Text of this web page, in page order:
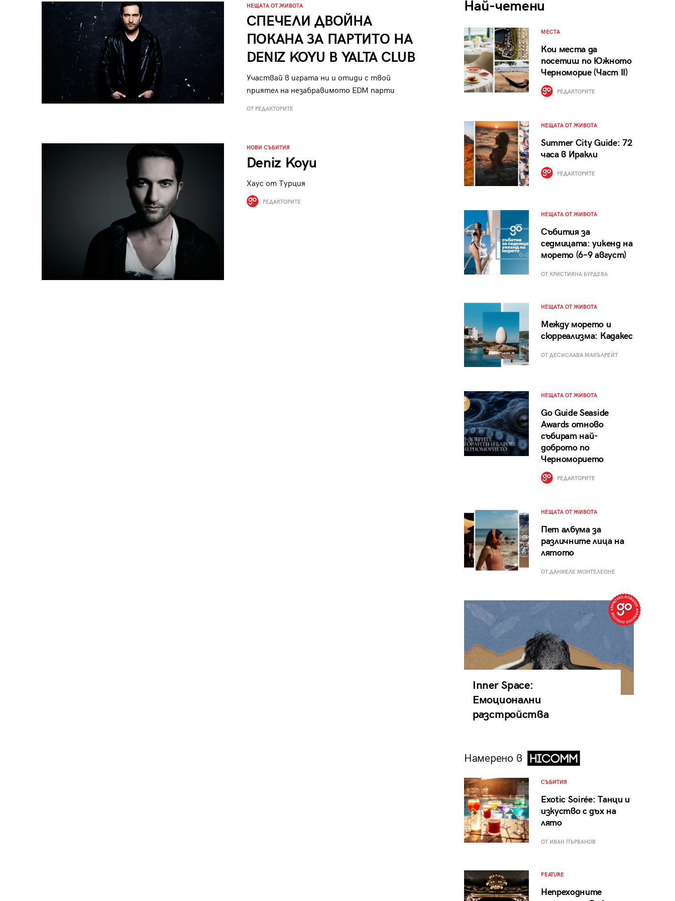
НЕЩАТА ОТ ЖИВОТА
СПЕЧЕЛИ ДВОЙНА
ПОКАНА ЗА ПАРТИТО НА
DENIZ KOYU В YALTA CLUB
Участвай в играта ни и отиди с твой
приятел на незабравимото EDM парти
ОТ РЕДАКТОРИТЕ
НОВИ СЪБИТИЯ
Deniz Koyu
Хаус от Турция
РЕДАКТОРИТЕ
Най-четени
МЕСТА
Кои места да
посетиш по Южното
Черноморие (Част II)
РЕДАКТОРИТЕ
НЕЩАТА ОТ ЖИВОТА
Summer City Guide: 72
часа в Иракли
РЕДАКТОРИТЕ
НЕЩАТА ОТ ЖИВОТА
Събития за
седмицата: уикенд на
морето (6–9 август)
ОТ КРИСТИЯНА БУРДЕВА
НЕЩАТА ОТ ЖИВОТА
Между морето и
сюрреализма: Кадакес
ОТ ДЕСИСЛАВА МАКЪЛРЕЙТ
НЕЩАТА ОТ ЖИВОТА
Go Guide Seaside
Awards отново
събират най-
доброто по
Черноморието
РЕДАКТОРИТЕ
НЕЩАТА ОТ ЖИВОТА
Пет албума за
различните лица на
лятото
ОТ ДАНИЕЛЕ МОНТЕЛЕОНЕ
Inner Space:
Емоционални
разстройства
Намерено в
СЪБИТИЯ
Exotic Soirée: Танци и
изкуство с дъх на
лято
ОТ ИВАН ПЪРВАНОВ
FEATURE
Непреходните